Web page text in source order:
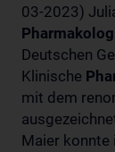
03-2023)
Deutschen
Klinische
mit dem
Maier konnte